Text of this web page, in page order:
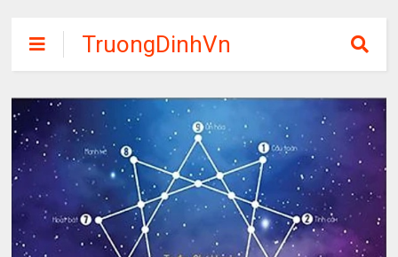
TruongDinhVn
Chia sẽ ebook,
các khóa học,
phần mềm học
tập miễn phí